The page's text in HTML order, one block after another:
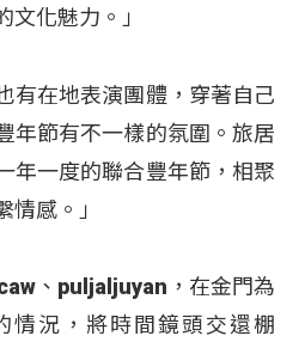
文化魅力。」
有在地表演團體，穿著自己
年節有不一樣的氛圍。旅居
年一度的聯合豐年節，相聚
感。」
、puljaljuyan，在金門為
情況，將時間鏡頭交還棚